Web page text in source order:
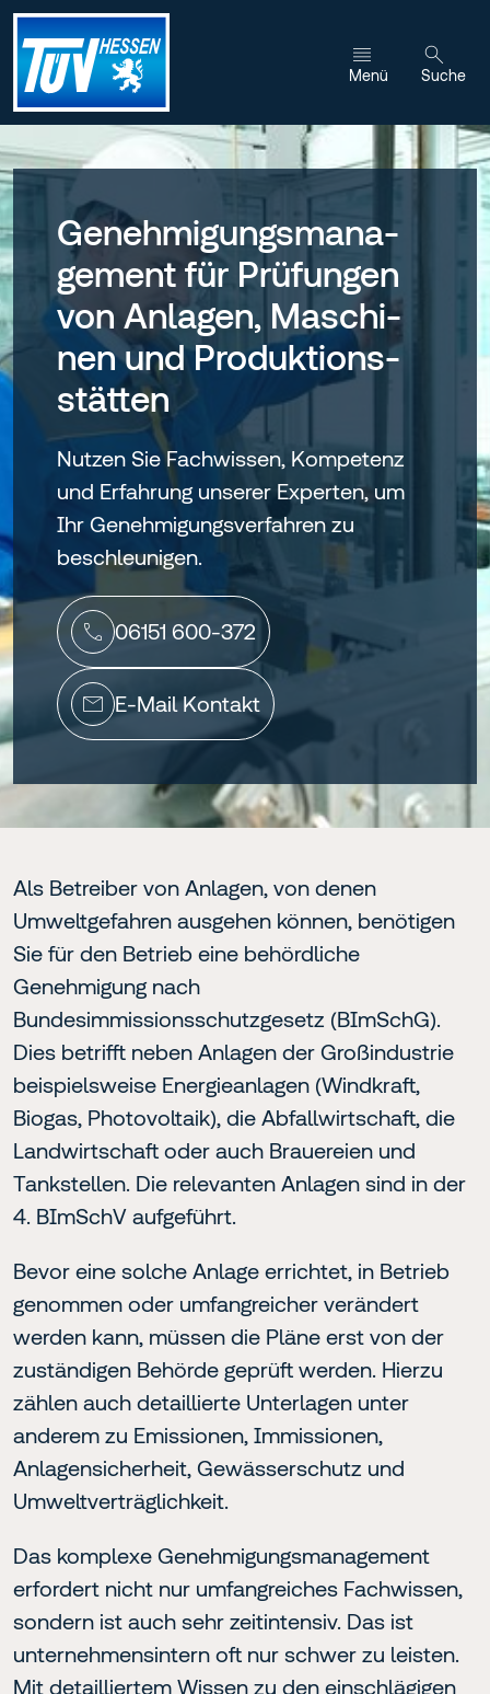
Zum Inhalt wechseln
Menü Suche
Genehmigungs­mana­
gement für Prüfun­gen
von Anla­gen, Maschi­
nen und Produktions­
stätten
Nutzen Sie Fachwissen, Kompetenz
und Erfahrung unserer Experten, um
Ihr Genehmigungsverfahren zu
beschleunigen.
06151 600-372
E-Mail Kontakt
Als Betreiber von Anlagen, von denen
Umweltgefahren ausgehen können, benötigen
Sie für den Betrieb eine behördliche
Genehmigung nach
Bundesimmissionsschutzgesetz (BImSchG).
Dies betrifft neben Anlagen der Großindustrie
beispielsweise Energieanlagen (Windkraft,
Biogas, Photovoltaik), die Abfallwirtschaft, die
Landwirtschaft oder auch Brauereien und
Tankstellen. Die relevanten Anlagen sind in der
4. BImSchV aufgeführt.
Bevor eine solche Anlage errichtet, in Betrieb
genommen oder umfangreicher verändert
werden kann, müssen die Pläne erst von der
zuständigen Behörde geprüft werden. Hierzu
zählen auch detaillierte Unterlagen unter
anderem zu Emissionen, Immissionen,
Anlagensicherheit, Gewässerschutz und
Umweltverträglichkeit.
Das komplexe Genehmigungsmanagement
erfordert nicht nur umfangreiches Fachwissen,
sondern ist auch sehr zeitintensiv. Das ist
unternehmensintern oft nur schwer zu leisten.
Mit detailliertem Wissen zu den einschlägigen